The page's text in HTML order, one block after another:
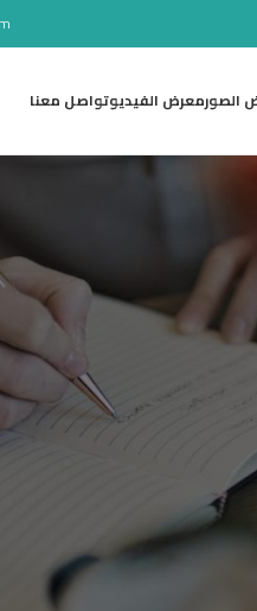
الصورمعرض الفيديوتواصل معنا
ديوانه (ابتهالات)
آخر